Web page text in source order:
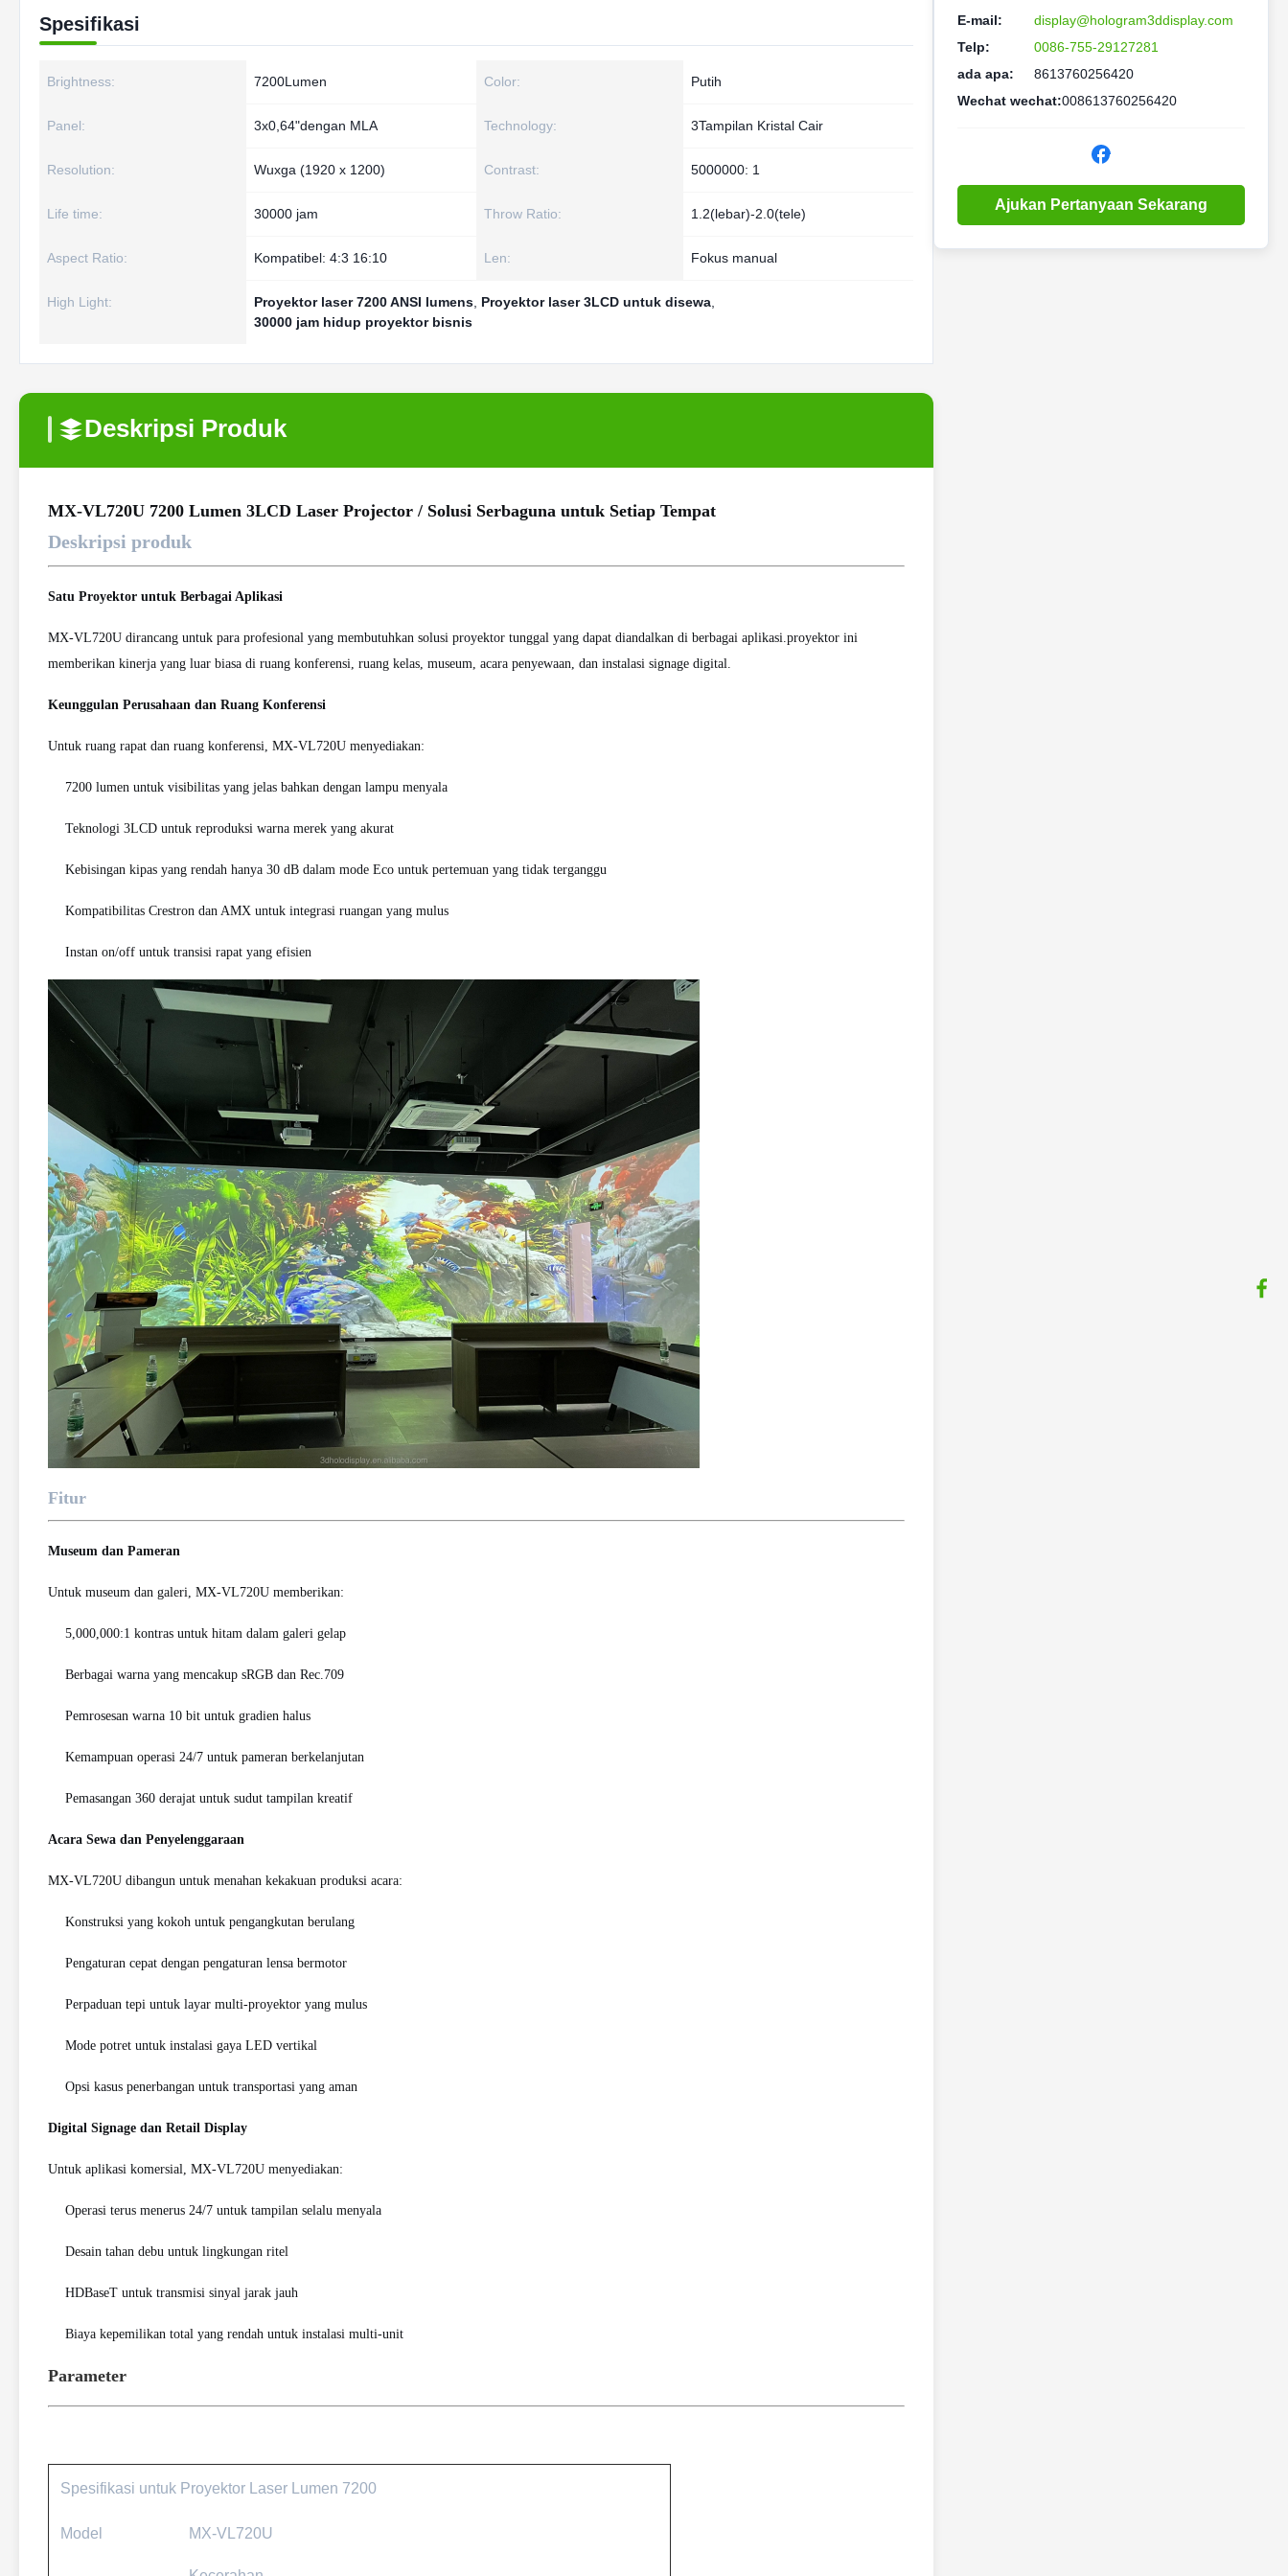
Spesifikasi
Brightness: 7200Lumen Color: Putih
Panel: 3x0,64"dengan MLA Technology: 3Tampilan Kristal Cair
Resolution: Wuxga (1920 x 1200) Contrast: 5000000: 1
Life time: 30000 jam Throw Ratio: 1.2(lebar)-2.0(tele)
Aspect Ratio: Kompatibel: 4:3 16:10 Len: Fokus manual
High Light: Proyektor laser 7200 ANSI lumens Proyektor laser 3LCD untuk disewa
30000 jam hidup proyektor bisnis
Deskripsi Produk
MX-VL720U 7200 Lumen 3LCD Laser Projector / Solusi Serbaguna untuk Setiap Tempat
Deskripsi produk
Satu Proyektor untuk Berbagai Aplikasi
MX-VL720U dirancang untuk para profesional yang membutuhkan solusi proyektor tunggal yang dapat diandalkan di berbagai aplikasi.proyektor ini
memberikan kinerja yang luar biasa di ruang konferensi, ruang kelas, museum, acara penyewaan, dan instalasi signage digital.
Keunggulan Perusahaan dan Ruang Konferensi
Untuk ruang rapat dan ruang konferensi, MX-VL720U menyediakan:
7200 lumen untuk visibilitas yang jelas bahkan dengan lampu menyala
Teknologi 3LCD untuk reproduksi warna merek yang akurat
Kebisingan kipas yang rendah hanya 30 dB dalam mode Eco untuk pertemuan yang tidak terganggu
Kompatibilitas Crestron dan AMX untuk integrasi ruangan yang mulus
Instan on/off untuk transisi rapat yang efisien
Fitur
Museum dan Pameran
Untuk museum dan galeri, MX-VL720U memberikan:
5,000,000:1 kontras untuk hitam dalam galeri gelap
Berbagai warna yang mencakup sRGB dan Rec.709
Pemrosesan warna 10 bit untuk gradien halus
Kemampuan operasi 24/7 untuk pameran berkelanjutan
Pemasangan 360 derajat untuk sudut tampilan kreatif
Acara Sewa dan Penyelenggaraan
MX-VL720U dibangun untuk menahan kekakuan produksi acara:
Konstruksi yang kokoh untuk pengangkutan berulang
Pengaturan cepat dengan pengaturan lensa bermotor
Perpaduan tepi untuk layar multi-proyektor yang mulus
Mode potret untuk instalasi gaya LED vertikal
Opsi kasus penerbangan untuk transportasi yang aman
Digital Signage dan Retail Display
Untuk aplikasi komersial, MX-VL720U menyediakan:
Operasi terus menerus 24/7 untuk tampilan selalu menyala
Desain tahan debu untuk lingkungan ritel
HDBaseT untuk transmisi sinyal jarak jauh
Biaya kepemilikan total yang rendah untuk instalasi multi-unit
Parameter
Spesifikasi untuk Proyektor Laser Lumen 7200
Model MX-VL720U
E-mail:
display@hologram3ddisplay.com
Telp:
0086-755-29127281
ada apa:
8613760256420
Wechat wechat:008613760256420
Ajukan Pertanyaan Sekarang